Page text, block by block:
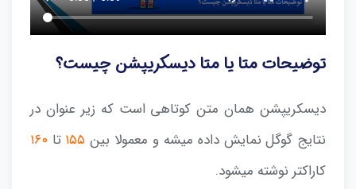
توضیحات متا یا متا دیسکریپشن چیست؟
دیسکریپشن همان متن کوتاهی است که زیر عنوان در
نتایج گوگل نمایش داده میشه و معمولا بین ۱۵۵ تا ۱۶۰
کاراکتر نوشته میشود.